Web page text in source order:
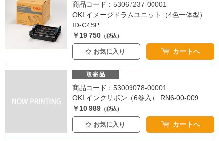
商品コード：53067237-00001
OKI イメージドラムユニット（4色一体型）
ID-C4SP
￥19,750 （税込）
お気に入り カートへ
商品コード：53009078-00001
OKI インクリボン（6巻入） RN6-00-009
￥10,989 （税込）
お気に入り カートへ